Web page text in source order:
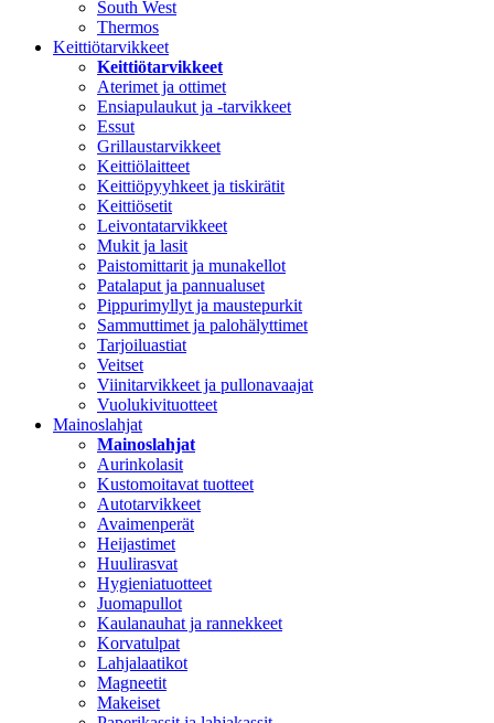
South West
Thermos
Keittiötarvikkeet
Keittiötarvikkeet
Aterimet ja ottimet
Ensiapulaukut ja -tarvikkeet
Essut
Grillaustarvikkeet
Keittiölaitteet
Keittiöpyyhkeet ja tiskirätit
Keittiösetit
Leivontatarvikkeet
Mukit ja lasit
Paistomittarit ja munakellot
Patalaput ja pannualuset
Pippurimyllyt ja maustepurkit
Sammuttimet ja palohälyttimet
Tarjoiluastiat
Veitset
Viinitarvikkeet ja pullonavaajat
Vuolukivituotteet
Mainoslahjat
Mainoslahjat
Aurinkolasit
Kustomoitavat tuotteet
Autotarvikkeet
Avaimenperät
Heijastimet
Huulirasvat
Hygieniatuotteet
Juomapullot
Kaulanauhat ja rannekkeet
Korvatulpat
Lahjalaatikot
Magneetit
Makeiset